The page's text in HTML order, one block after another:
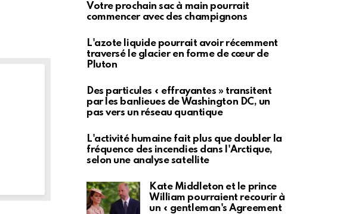
Votre prochain sac à main pourrait
commencer avec des champignons
L'azote liquide pourrait avoir récemment
traversé le glacier en forme de cœur de
Pluton
Des particules « effrayantes » transitent
par les banlieues de Washington DC, un
pas vers un réseau quantique
L'activité humaine fait plus que doubler la
fréquence des incendies dans l'Arctique,
selon une analyse satellite
Kate Middleton et le prince
William pourraient recourir à
un « gentleman's Agreement